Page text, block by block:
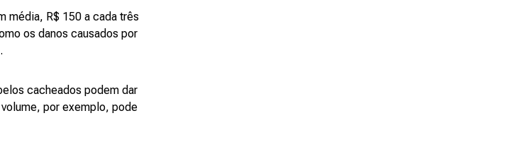
média, R$ 150 a cada três
os danos causados por
cacheados podem dar
por exemplo, pode